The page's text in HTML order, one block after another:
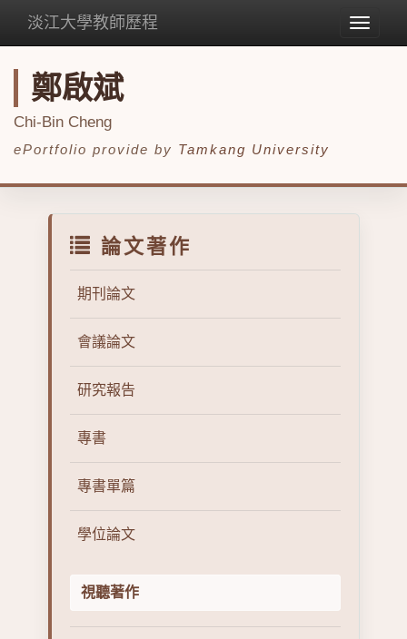
Toggle
淡江大學教師歷程
鄭啟斌
Chi-Bin Cheng
ePortfolio provide by Tamkang University
論文著作
期刊論文
會議論文
研究報告
專書
專書單篇
學位論文
視聽著作